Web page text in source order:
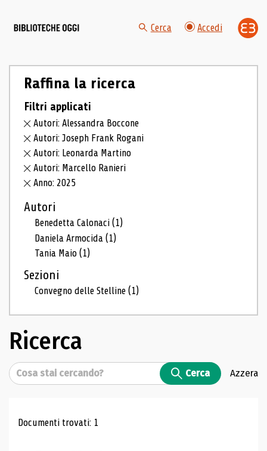
Cerca Accedi
Raffina la ricerca
Filtri applicati
Autori: Alessandra Boccone
Autori: Joseph Frank Rogani
Autori: Leonarda Martino
Autori: Marcello Ranieri
Anno: 2025
Autori
Benedetta Calonaci(1)
Daniela Armocida(1)
Tania Maio(1)
Sezioni
Convegno delle Stelline(1)
Ricerca
Cerca Cerca Azzera
Risultati di ricerca
Documenti trovati: 1